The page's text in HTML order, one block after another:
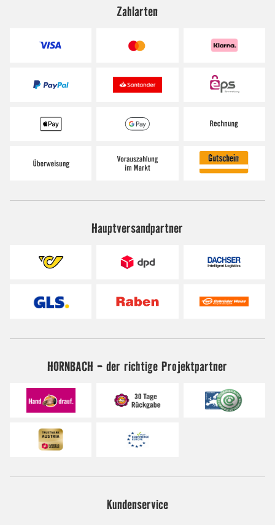
Zahlarten
Hauptversandpartner
HORNBACH - der richtige Projektpartner
Kundenservice